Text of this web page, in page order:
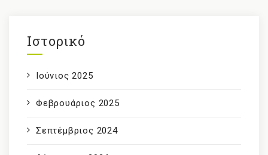
Ιστορικό
Ιούνιος 2025
Φεβρουάριος 2025
Σεπτέμβριος 2024